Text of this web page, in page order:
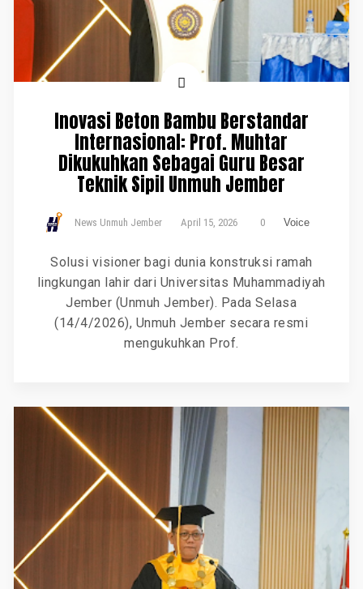
Inovasi Beton Bambu Berstandar
Internasional: Prof. Muhtar
Dikukuhkan Sebagai Guru Besar
Teknik Sipil Unmuh Jember
News Unmuh Jember April 15, 2026 0 Voice
Solusi visioner bagi dunia konstruksi ramah
lingkungan lahir dari Universitas Muhammadiyah
Jember (Unmuh Jember). Pada Selasa
(14/4/2026), Unmuh Jember secara resmi
mengukuhkan Prof.